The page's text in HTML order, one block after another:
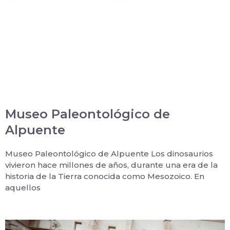
Museo Paleontológico de
Alpuente
Museo Paleontológico de Alpuente Los dinosaurios
vivieron hace millones de años, durante una era de la
historia de la Tierra conocida como Mesozoico. En
aquellos